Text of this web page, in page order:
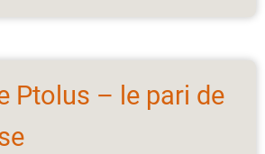
Ptolus – le pari de